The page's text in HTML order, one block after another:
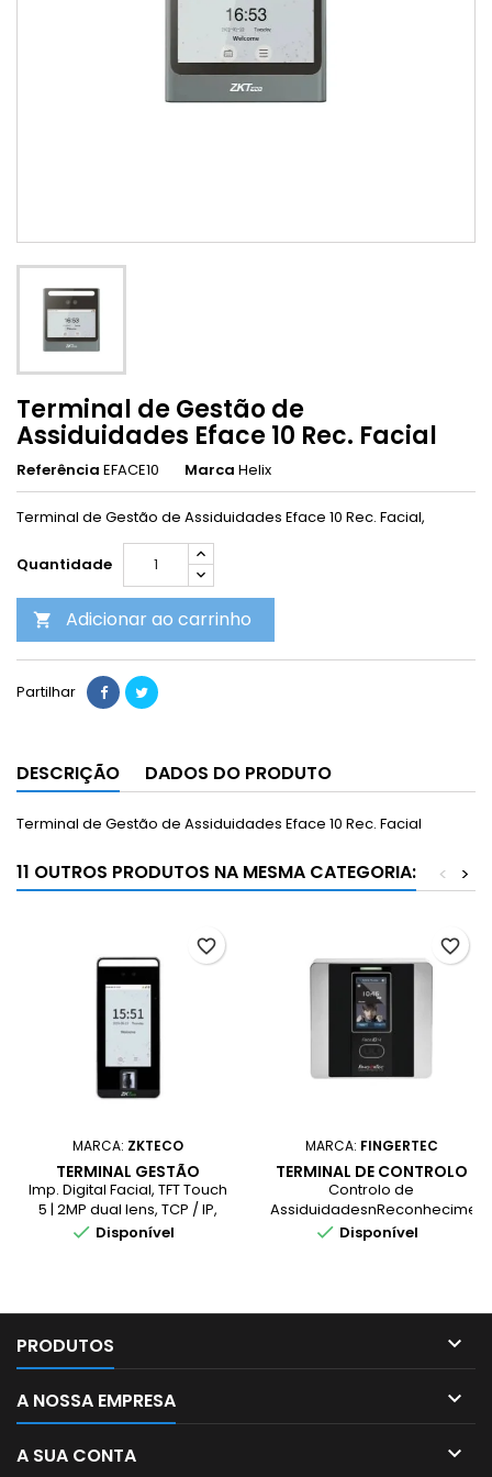
Terminal de Gestão de
Assiduidades Eface 10 Rec. Facial
Referência EFACE10 Marca Helix
Terminal de Gestão de Assiduidades Eface 10 Rec. Facial,
Quantidade
 Adicionar ao carrinho
Partilhar
DESCRIÇÃO DADOS DO PRODUTO
Terminal de Gestão de Assiduidades Eface 10 Rec. Facial
11 OUTROS PRODUTOS NA MESMA CATEGORIA: >
<
MARCA: ZKTECO
TERMINAL GESTÃO
ACESSOS REC. FACIAL
Imp. Digital Facial, TFT Touch
5 | 2MP dual lens, TCP / IP,
Wi-Fi | RS485, 10.000
Loudspeaker | 1 ano
 Disponível
favorite_border
MARCA: FINGERTEC
TERMINAL DE CONTROLO
DE ASSIDUIDADES FACE ID
4
Controlo de
Facial Código RFIDnCâmara
Policromatico 3 65K
GarantiaCompatível com
Software 2Smart HRM Cloud
 Disponível
favorite_border
PRODUTOS 
A NOSSA EMPRESA 
A SUA CONTA 